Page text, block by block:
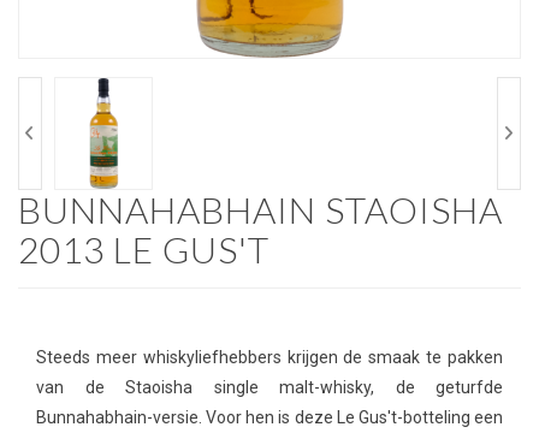
BUNNAHABHAIN STAOISHA
2013 LE GUS'T
Steeds meer whiskyliefhebbers krijgen de smaak te pakken
van de Staoisha single malt-whisky, de geturfde
Bunnahabhain-versie. Voor hen is deze Le Gus't-botteling een